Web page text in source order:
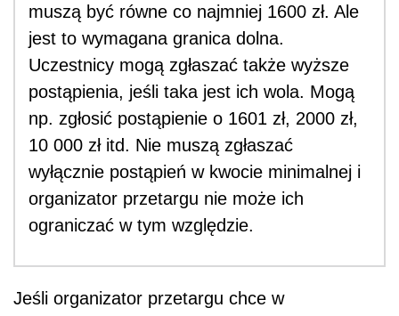
muszą być równe co najmniej 1600 zł. Ale
jest to wymagana granica dolna.
Uczestnicy mogą zgłaszać także wyższe
postąpienia, jeśli taka jest ich wola. Mogą
np. zgłosić postąpienie o 1601 zł, 2000 zł,
10 000 zł itd. Nie muszą zgłaszać
wyłącznie postąpień w kwocie minimalnej i
organizator przetargu nie może ich
ograniczać w tym względzie.
Jeśli organizator przetargu chce w